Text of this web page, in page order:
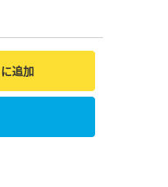
に追加